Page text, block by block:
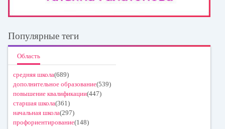
Популярные теги
Область
средняя школа(689)
дополнительное образование(539)
повышение квалификации(447)
старшая школа(361)
начальная школа(297)
профориентирование(148)